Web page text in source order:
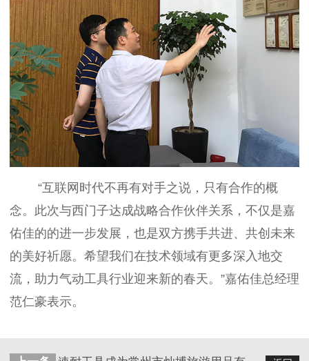
“互联网时代不再有对手之说，只有合作的概
念。此次与西门子达成战略合作伙伴关系，不仅是嘉
佑佳的的进一步发展，也是双方携手共进、共创未来
的美好祈愿。希望我们在技术领域有更多深入地交
流，助力气动工具行业迎来新的春天。”嘉佑佳总经理
范仁豪表示。